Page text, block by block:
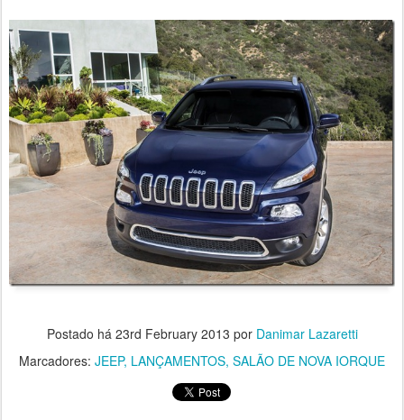
Postado há 23rd February 2013 por Danimar Lazaretti
Marcadores: JEEP LANÇAMENTOS SALÃO DE NOVA IORQUE